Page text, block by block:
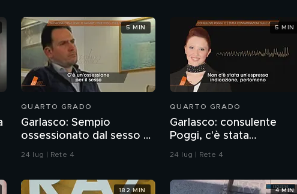
QUARTO GRADO
Garlasco: Sempio
ossessionato dal sesso o
ragazzo rispettoso?
24 lug | Rete 4
5 MIN
QUARTO GRADO
Garlasco: consulente
Poggi, c'è stata
contaminazione sulle
24 lug | Rete 4
5 MIN
182 MIN 4 MIN